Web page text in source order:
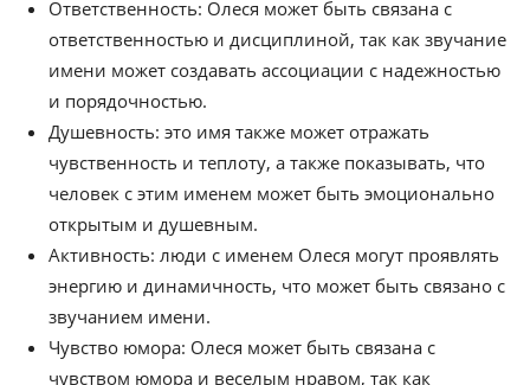
Ответственность: Олеся может быть связана с
ответственностью и дисциплиной, так как звучание
имени может создавать ассоциации с надежностью
и порядочностью.
Душевность: это имя также может отражать
чувственность и теплоту, а также показывать, что
человек с этим именем может быть эмоционально
открытым и душевным.
Активность: люди с именем Олеся могут проявлять
энергию и динамичность, что может быть связано с
звучанием имени.
Чувство юмора: Олеся может быть связана с
чувством юмора и веселым нравом, так как